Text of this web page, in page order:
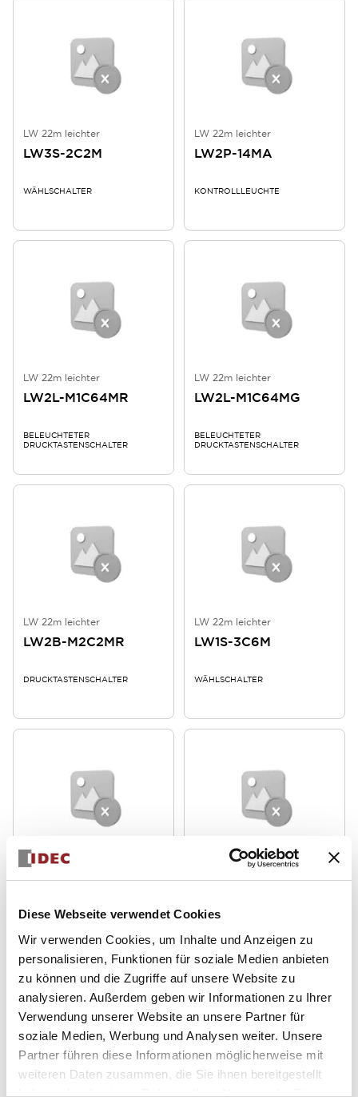
Diese Webseite verwendet Cookies
Wir verwenden Cookies, um Inhalte und Anzeigen zu
personalisieren, Funktionen für soziale Medien anbieten
zu können und die Zugriffe auf unsere Website zu
analysieren. Außerdem geben wir Informationen zu Ihrer
Verwendung unserer Website an unsere Partner für
soziale Medien, Werbung und Analysen weiter. Unsere
Partner führen diese Informationen möglicherweise mit
weiteren Daten zusammen, die Sie ihnen bereitgestellt
haben oder die sie im Rahmen Ihrer Nutzung der Dienste
LW 22m leichter
LW3S-2C2M
WÄHLSCHALTER
LW 22m leichter
LW2P-14MA
KONTROLLLEUCHTE
LW 22m leichter
LW2L-M1C64MR
BELEUCHTETER
DRUCKTASTENSCHALTER
LW 22m leichter
LW2L-M1C64MG
BELEUCHTETER
DRUCKTASTENSCHALTER
LW 22m leichter
LW2B-M2C2MR
DRUCKTASTENSCHALTER
LW 22m leichter
LW1S-3C6M
WÄHLSCHALTER
LW 22m leichter
LW1S-3C3
LW 22m leichter
LW1S-3C2